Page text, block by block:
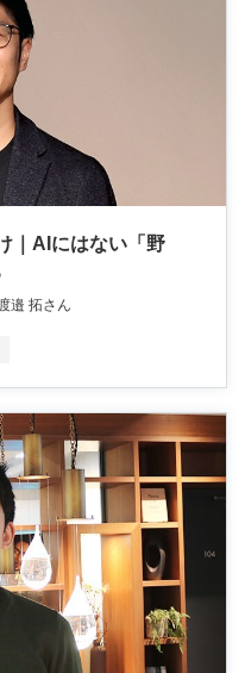
｜AIにはない「野
邉 拓さん